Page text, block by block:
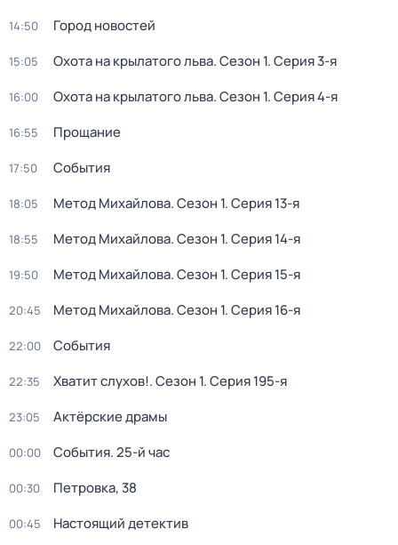
14:50 Город новостей
15:05 Охота на крылатого льва. Сезон 1. Серия 3-я
16:00 Охота на крылатого льва. Сезон 1. Серия 4-я
16:55 Прощание
17:50 События
18:05 Метод Михайлова. Сезон 1. Серия 13-я
18:55 Метод Михайлова. Сезон 1. Серия 14-я
19:50 Метод Михайлова. Сезон 1. Серия 15-я
20:45 Метод Михайлова. Сезон 1. Серия 16-я
22:00 События
22:35 Хватит слухов!. Сезон 1. Серия 195-я
23:05 Актёрские драмы
00:00 События. 25-й час
00:30 Петровка, 38
00:45 Настоящий детектив